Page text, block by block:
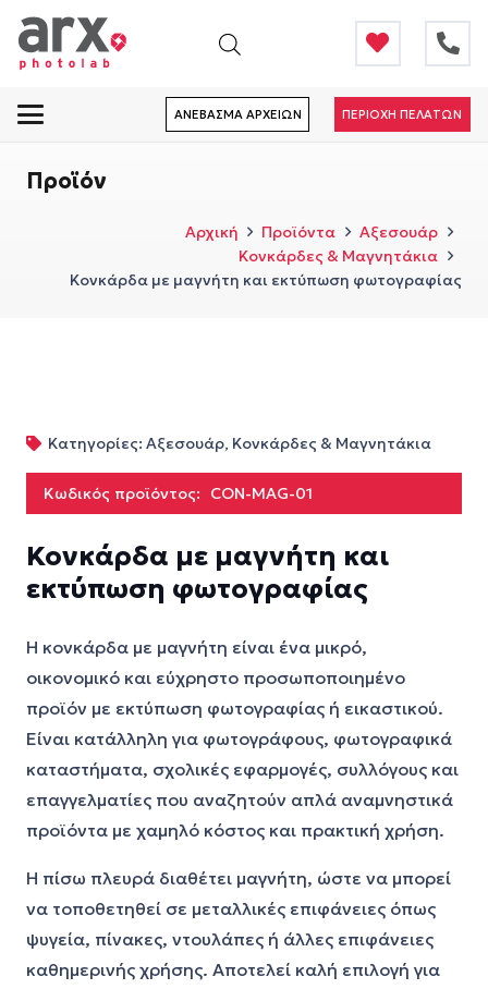
ΑΝΕΒΑΣΜΑ ΑΡΧΕΙΩΝ ΠΕΡΙΟΧΗ ΠΕΛΑΤΩΝ
Προϊόν
Αρχική Προϊόντα
Αξεσουάρ
Κονκάρδες & Μαγνητάκια
Κονκάρδα με μαγνήτη και εκτύπωση φωτογραφίας
Κατηγορίες: Αξεσουάρ, Κονκάρδες & Μαγνητάκια
Κωδικός προϊόντος: CON-MAG-01
Κονκάρδα με μαγνήτη και
εκτύπωση φωτογραφίας
Η κονκάρδα με μαγνήτη είναι ένα μικρό,
οικονομικό και εύχρηστο προσωποποιημένο
προϊόν με εκτύπωση φωτογραφίας ή εικαστικού.
Είναι κατάλληλη για φωτογράφους, φωτογραφικά
καταστήματα, σχολικές εφαρμογές, συλλόγους και
επαγγελματίες που αναζητούν απλά αναμνηστικά
προϊόντα με χαμηλό κόστος και πρακτική χρήση.
Η πίσω πλευρά διαθέτει μαγνήτη, ώστε να μπορεί
να τοποθετηθεί σε μεταλλικές επιφάνειες όπως
ψυγεία, πίνακες, ντουλάπες ή άλλες επιφάνειες
καθημερινής χρήσης. Αποτελεί καλή επιλογή για